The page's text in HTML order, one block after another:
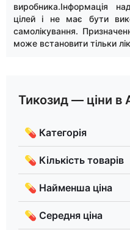
виробника.Інформація
цілей і не має бути
самолікування.
може встановити тільки
Тикозид — ціни в
💊 Категорія
💊 Кількість товарів
💊 Найменша ціна
💊 Середня ціна